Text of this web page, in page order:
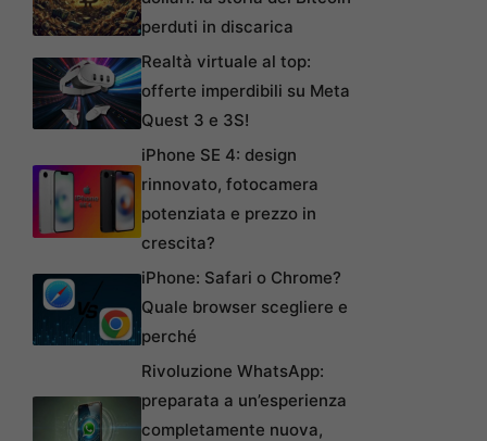
perduti in discarica
Realtà virtuale al top:
offerte imperdibili su Meta
Quest 3 e 3S!
iPhone SE 4: design
rinnovato, fotocamera
potenziata e prezzo in
crescita?
iPhone: Safari o Chrome?
Quale browser scegliere e
perché
Rivoluzione WhatsApp:
preparata a un’esperienza
completamente nuova,